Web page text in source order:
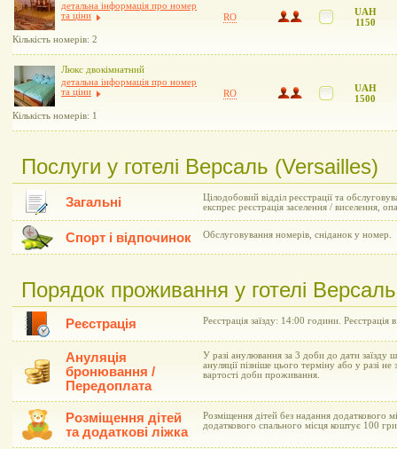
детальна інформація про номер
та ціни
Кількість номерів: 2
RO
UAH
1150
Люкс двокімнатний
детальна інформація про номер
та ціни
Кількість номерів: 1
RO
UAH
1500
Послуги у готелі Версаль (Versailles)
Загальні
Цілодобовий відділ реєстрації та
експрес реєстрація заселення / виселення,
Спорт і відпочинок Обслуговування номерів, сніданок у номер.
Порядок проживання у готелі
Реєстрація Реєстрація заїзду: 14:00 години. Реєстрація
Ануляція
бронювання /
Передоплата
У разі анулювання за 3 доби до дати заїзду
ануляції пізніше цього терміну або у разі не
вартості доби проживання.
Розміщення дітей
та додаткові ліжка
Розміщення дітей без надання додаткового
додаткового спального місця коштує 100